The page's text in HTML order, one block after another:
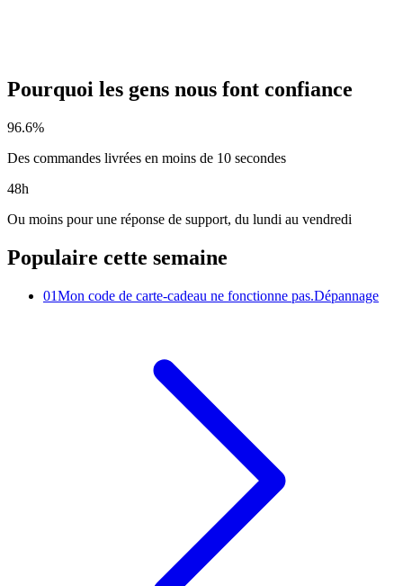
Pourquoi les gens nous font confiance
96.6%
Des commandes livrées en moins de 10 secondes
48h
Ou moins pour une réponse de support, du lundi au vendredi
Populaire cette semaine
01Mon code de carte-cadeau ne fonctionne pas.Dépannage